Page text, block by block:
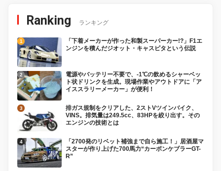
Ranking ランキング
「下着メーカーが作った和製スーパーカー!?」F1エ
ンジンを積んだジオット・キャスピタという伝説
電源やバッテリー不要で、-1℃の飲めるシャーベッ
ト状ドリンクを生成。現場作業やアウトドアに「ア
イススラリーメーカー」が便利！
排ガス規制をクリアした、2ストVツインバイク、
VINS。排気量は249.5cc、83HPを絞り出す。その
エンジンの技術とは
「2700発のリベット補強まで自ら施工！」居酒屋マ
スターが作り上げた700馬力“カーボンケブラーGT-
R”